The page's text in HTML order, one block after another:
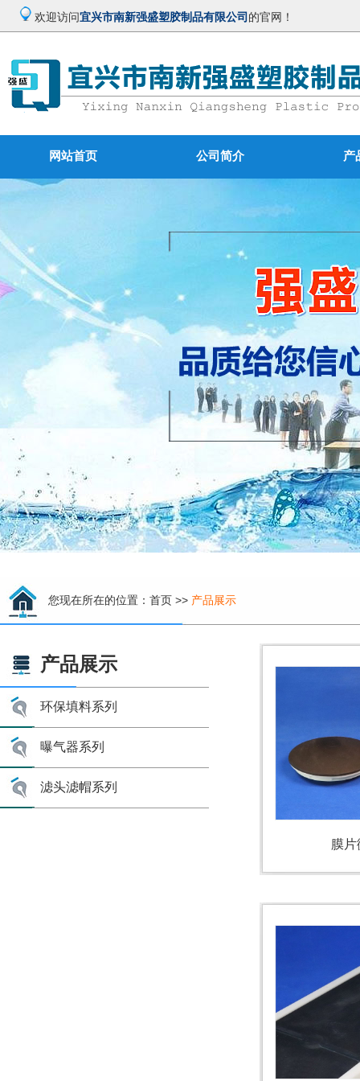
欢迎访问宜兴市南新强盛塑胶制品有限公司 的官网！
网站首页 公司简介 产
您现在所在的位置： 首页 >> 产品展示
产品展示
环保填料系列
曝气器系列
滤头滤帽系列
膜片